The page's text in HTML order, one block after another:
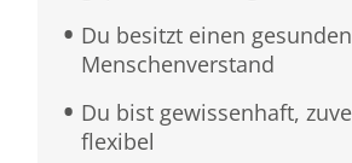
Du besitzt einen gesunden
Menschenverstand
Du bist gewissenhaft,
flexibel